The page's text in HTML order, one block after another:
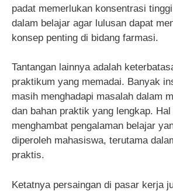
padat memerlukan konsentrasi
dalam belajar agar lulusan dapat
konsep penting di bidang farmasi.
Tantangan lainnya adalah
praktikum yang memadai. Banyak
masih menghadapi masalah dalam
dan bahan praktik yang lengkap.
menghambat pengalaman belajar
diperoleh mahasiswa, terutama
praktis.
Ketatnya persaingan di pasar kerja